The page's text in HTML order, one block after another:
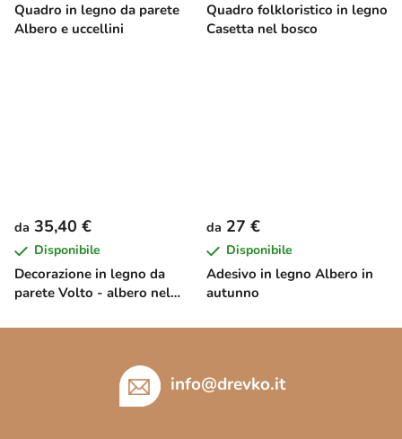
Quadro in legno da parete
Albero e uccellini
Quadro folkloristico in legno
Casetta nel bosco
Decorazione in legno da
parete Volto - albero nel
da 35,40 €
Disponibile
Adesivo in legno Albero in
autunno
da 27 €
Disponibile
info@drevko.it